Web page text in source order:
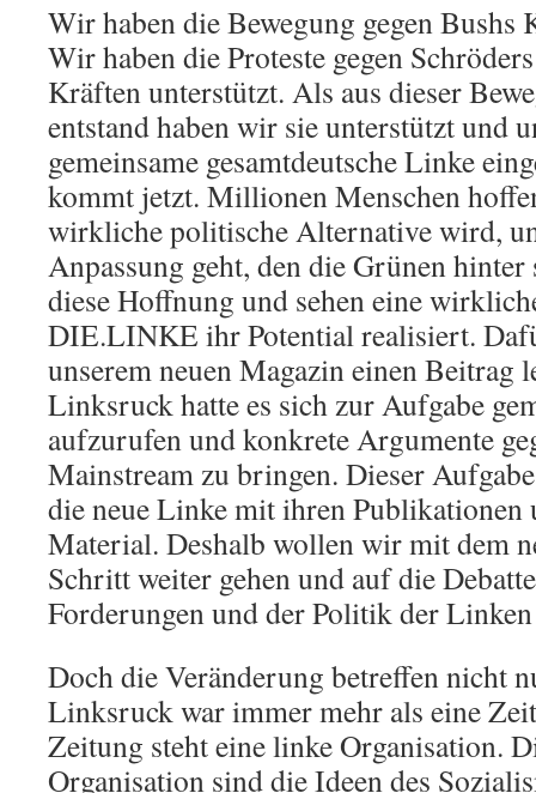
Wir haben die Bewegung gegen Bushs
Wir haben die Proteste gegen
Kräften unterstützt. Als aus dieser
entstand haben wir sie unterstützt und
gemeinsame gesamtdeutsche Linke
kommt jetzt. Millionen Menschen
wirkliche politische Alternative wird,
Anpassung geht, den die Grünen
diese Hoffnung und sehen eine
DIE.LINKE ihr Potential realisiert.
unserem neuen Magazin einen Beitrag
Linksruck hatte es sich zur Aufgabe
aufzurufen und konkrete Argumente
Mainstream zu bringen. Dieser
die neue Linke mit ihren Publikationen
Material. Deshalb wollen wir mit dem
Schritt weiter gehen und auf die
Forderungen und der Politik der Linken
Doch die Veränderung betreffen nicht
Linksruck war immer mehr als eine
Zeitung steht eine linke Organisation.
Organisation sind die Ideen des